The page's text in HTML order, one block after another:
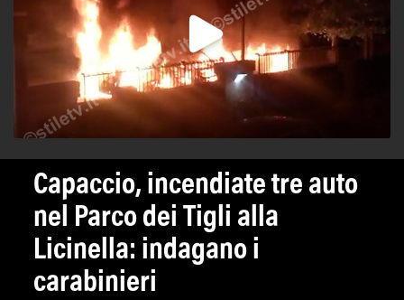
Capaccio, incendiate tre auto
nel Parco dei Tigli alla
Licinella: indagano i
carabinieri